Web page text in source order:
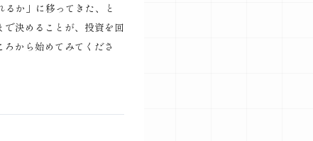
か」に移ってきた、と
決めることが、投資を回
から始めてみてくださ